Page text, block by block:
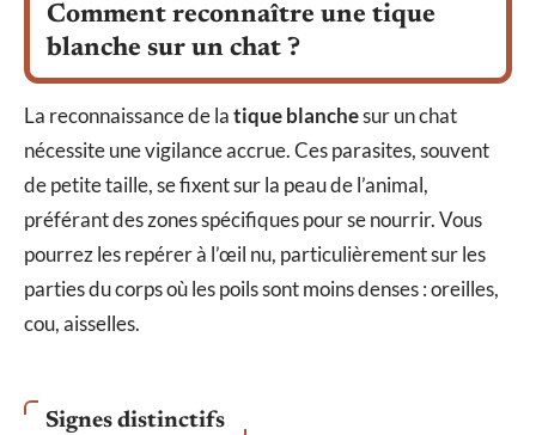
Comment reconnaître une tique
blanche sur un chat ?
La reconnaissance de latique blanchesur un chat
nécessite une vigilance accrue. Ces parasites, souvent
de petite taille, se fixent sur la peau de l’animal,
préférant des zones spécifiques pour se nourrir. Vous
pourrez les repérer à l’œil nu, particulièrement sur les
parties du corps où les poils sont moins denses : oreilles,
cou, aisselles.
Signes distinctifs